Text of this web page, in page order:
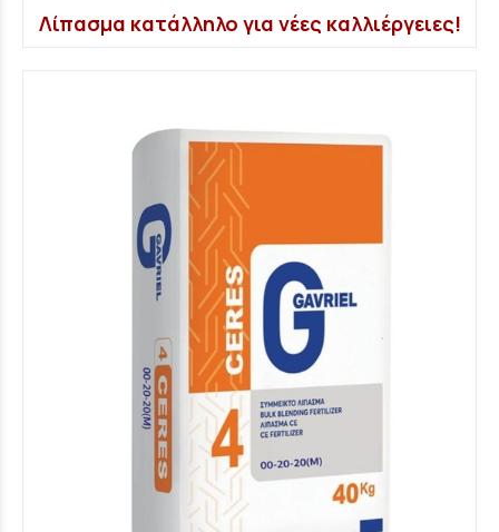
Λίπασμα κατάλληλο για νέες καλλιέργειες!